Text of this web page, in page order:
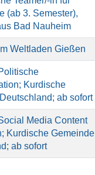
(ab 3. Semester),
Bad Nauheim
Weltladen Gießen
Kurdische
ab sofort
Media Content
Kurdische Gemeinde
ab sofort